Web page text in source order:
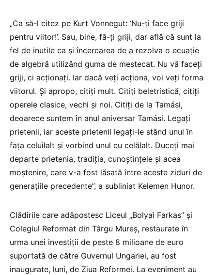
„Ca să-l citez pe Kurt Vonnegut: ‘Nu-ţi face griji
pentru viitor!’. Sau, bine, fă-ţi griji, dar află că sunt la
fel de inutile ca şi încercarea de a rezolva o ecuaţie
de algebră utilizând guma de mestecat. Nu vă faceţi
griji, ci acţionaţi. Iar dacă veţi acţiona, voi veţi forma
viitorul. Şi apropo, citiţi mult. Citiţi beletristică, citiţi
operele clasice, vechi şi noi. Citiţi de la Tamási,
deoarece suntem în anul aniversar Tamási. Legaţi
prietenii, iar aceste prietenii legaţi-le stând unul în
faţa celuilalt şi vorbind unul cu celălalt. Duceţi mai
departe prietenia, tradiţia, cunoştinţele şi acea
moştenire, care v-a fost lăsată între aceste ziduri de
generaţiile precedente”, a subliniat Kelemen Hunor.
Clădirile care adăpostesc Liceul „Bolyai Farkas” şi
Colegiul Reformat din Târgu Mureş, restaurate în
urma unei investiţii de peste 8 milioane de euro
suportată de către Guvernul Ungariei, au fost
inaugurate, luni, de Ziua Reformei. La eveniment au